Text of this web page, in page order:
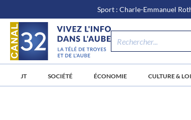
au
contenu
Sport : Charle-Emmanuel
JT SOCIÉTÉ ÉCONOMIE CULTURE &